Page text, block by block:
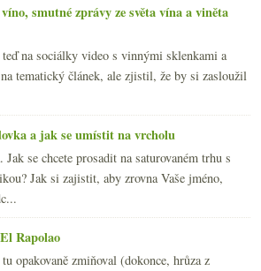
smutné zprávy ze světa vína a viněta
na sociálky video s vinnými sklenkami a
tematický článek, ale zjistil, že by si zasloužil
a jak se umístit na vrcholu
Jak se chcete prosadit na saturovaném trhu s
Jak si zajistit, aby zrovna Vaše jméno,
Rapolao
opakovaně zmiňoval (dokonce, hrůza z